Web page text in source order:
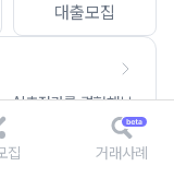
대출모집
AI추정가를 경험해보
집 거래사례